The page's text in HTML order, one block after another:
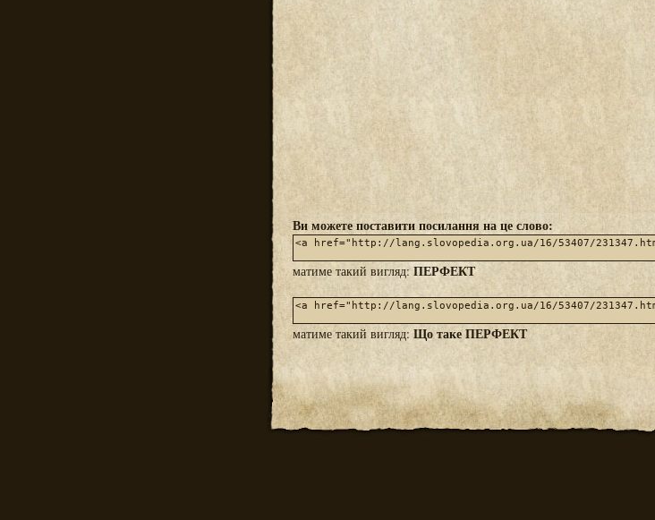
Ви можете поставити посилання на це слово:
матиме такий вигляд:ПЕРФЕКТ
матиме такий вигляд: Що таке ПЕРФЕКТ